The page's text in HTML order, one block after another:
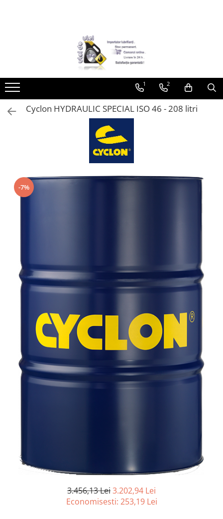
► Detailing si cosmetica
Curatare tapiterie auto
Curatare si intretinere piele
Plastice interioare
Sealant
Sampon auto
Restaurare faruri
Spalare si detailing rapid
Decontaminare vopsea
Dressing exterior
Abrazive
Intretinere moto
Intretinere barci
Recipiente si pulverizatoare
■ Filtre aer
■ Filtre combustibil
1 2
Cyclon HYDRAULIC SPECIAL ISO 46 - 208 litri
-7%
3.456,13 Lei3.202,94 Lei
Economisesti: 253,19 Lei